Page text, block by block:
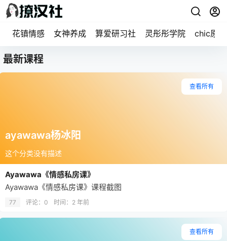
花镇情感 女神养成 算爱研习社 灵彤彤学院 chic原醉
最新课程
ayawawa杨冰阳
这个分类没有描述
查看所有
Ayawawa《情感私房课》
Ayawawa《情感私房课》课程截图
77 评论：0 时间： 2 年前
查看所有